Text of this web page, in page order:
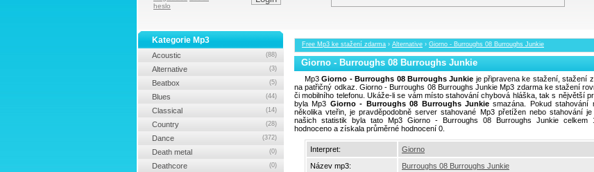
heslo
Free Mp3 ke stažení zdarma › Alternative › Giorno - Burroughs 08 Burroughs Junkie
Giorno - Burroughs 08 Burroughs Junkie
Mp3Giorno - Burroughs 08 Burroughs Junkie je připravena ke stažení, stažení
na patřičný odkaz. Giorno - Burroughs 08 Burroughs Junkie Mp3 zdarma ke stažení
či mobilního telefonu. Ukáže-li se vám místo stahování chybová hláška, tak s nějvětší
byla Mp3 Giorno - Burroughs 08 Burroughs Junkiesmazána. Pokud stahování
několika vteřin, je pravděpodobně server stahované Mp3 přetížen nebo stahování je
našich statistik byla tato Mp3 Giorno - Burroughs 08 Burroughs Junkie celkem
hodnoceno a získala průměrné hodnocení 0.
Interpret:
Giorno
Název mp3:
Burroughs 08 Burroughs Junkie
Kategorie Mp3
Acoustic (88)
Alternative (3)
Beatbox (5)
Blues (44)
Classical (14)
Country (28)
Dance (372)
Death metal (0)
Deathcore (0)